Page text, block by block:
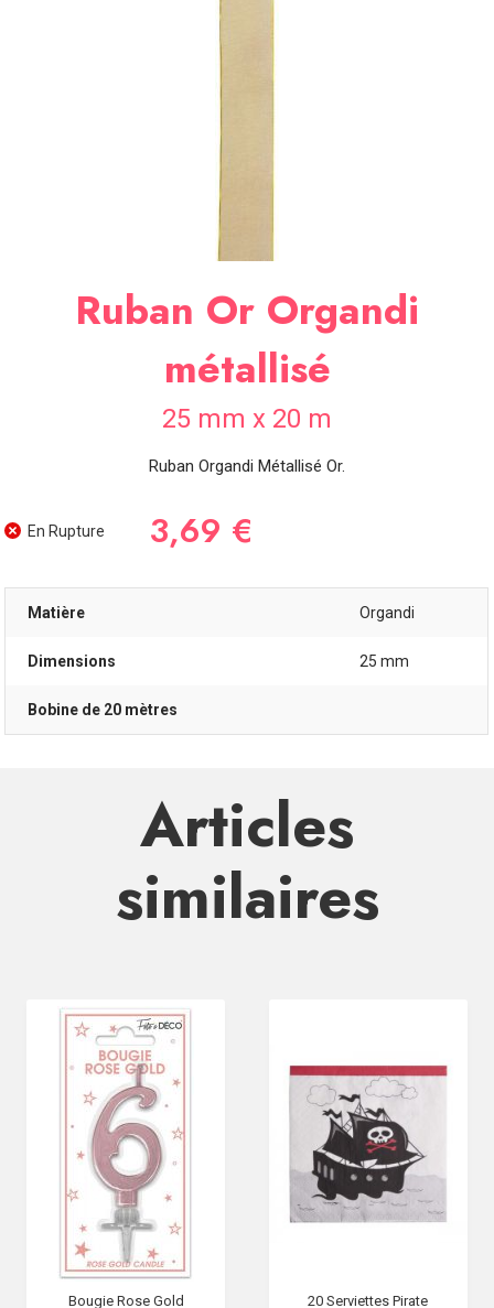
Ruban Or Organdi
métallisé
25 mm x 20 m
Ruban Organdi Métallisé Or.
En Rupture 3,69 €
Matière Organdi
Dimensions 25 mm
Bobine de 20 mètres
Articles
similaires
Bougie Rose Gold
20 Serviettes Pirate